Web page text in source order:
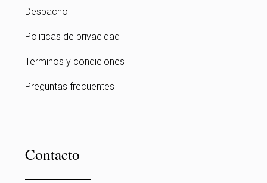
Despacho
Politicas de privacidad
Terminos y condiciones
Preguntas frecuentes
Contacto